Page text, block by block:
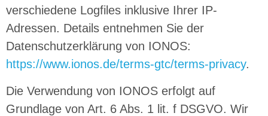
verschiedene Logfiles inklusive Ihrer IP-
Adressen. Details entnehmen Sie der
Datenschutzerklärung von IONOS:
https://www.ionos.de/terms-gtc/terms-privacy.
Die Verwendung von IONOS erfolgt auf
Grundlage von Art. 6 Abs. 1 lit. f DSGVO. Wir